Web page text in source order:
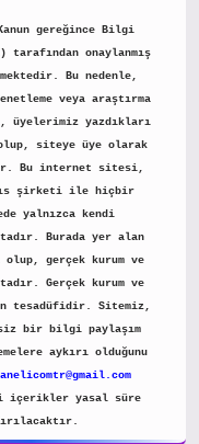
gereğince Bilgi
onaylanmış
Bu nedenle,
veya araştırma
üyelerimiz yazdıkları
siteye üye olarak
Bu internet sitesi,
şirketi ile hiçbir
yalnızca kendi
Burada yer alan
gerçek kurum ve
Gerçek kurum ve
tesadüfidir. Sitemiz,
bir bilgi paylaşım
aykırı olduğunu
içerikler yasal süre